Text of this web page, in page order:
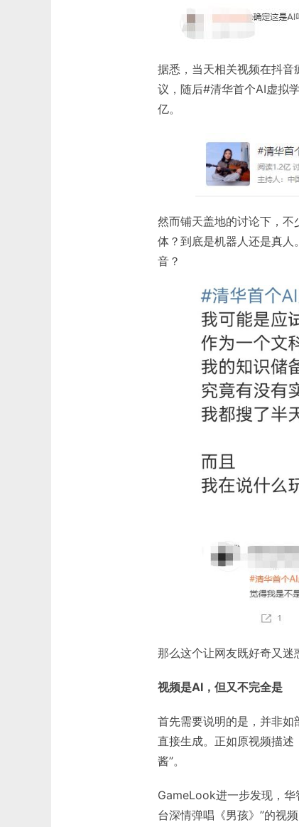
据悉，当天相关视频在抖
议，随后#清华首个AI虚拟
亿。
然而铺天盖地的讨论下，不
体？到底是机器人还是真
音？
那么这个让网友既好奇又迷
视频是AI，但又不完全是
首先需要说明的是，并非
直接生成。正如原视频描
酱”。
GameLook进一步发现，华
台深情弹唱《男孩》”的视